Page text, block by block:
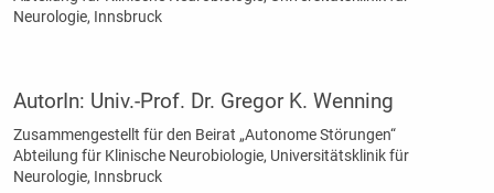
Neurologie, Innsbruck
AutorIn: Univ.-Prof. Dr. Gregor K. Wenning
Zusammengestellt für den Beirat „Autonome Störungen“
Abteilung für Klinische Neurobiologie, Universitätsklinik für
Neurologie, Innsbruck